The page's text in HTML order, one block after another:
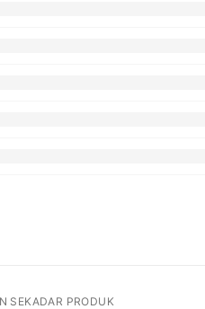
SEKADAR PRODUK